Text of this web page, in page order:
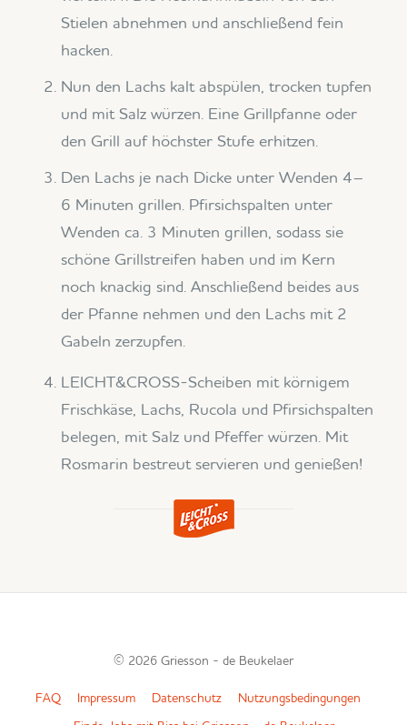
Stielen abnehmen und anschließend fein
hacken.
Nun den Lachs kalt abspülen, trocken tupfen
und mit Salz würzen. Eine Grillpfanne oder
den Grill auf höchster Stufe erhitzen.
Den Lachs je nach Dicke unter Wenden 4–
6 Minuten grillen. Pfirsichspalten unter
Wenden ca. 3 Minuten grillen, sodass sie
schöne Grillstreifen haben und im Kern
noch knackig sind. Anschließend beides aus
der Pfanne nehmen und den Lachs mit 2
Gabeln zerzupfen.
LEICHT&CROSS-Scheiben mit körnigem
Frischkäse, Lachs, Rucola und Pfirsichspalten
belegen, mit Salz und Pfeffer würzen. Mit
Rosmarin bestreut servieren und genießen!
© 2026 Griesson - de Beukelaer
FAQ Impressum Datenschutz Nutzungsbedingungen